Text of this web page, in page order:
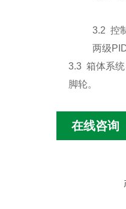
3.2 控
两级
3.3 箱体系
脚轮。
在线咨询